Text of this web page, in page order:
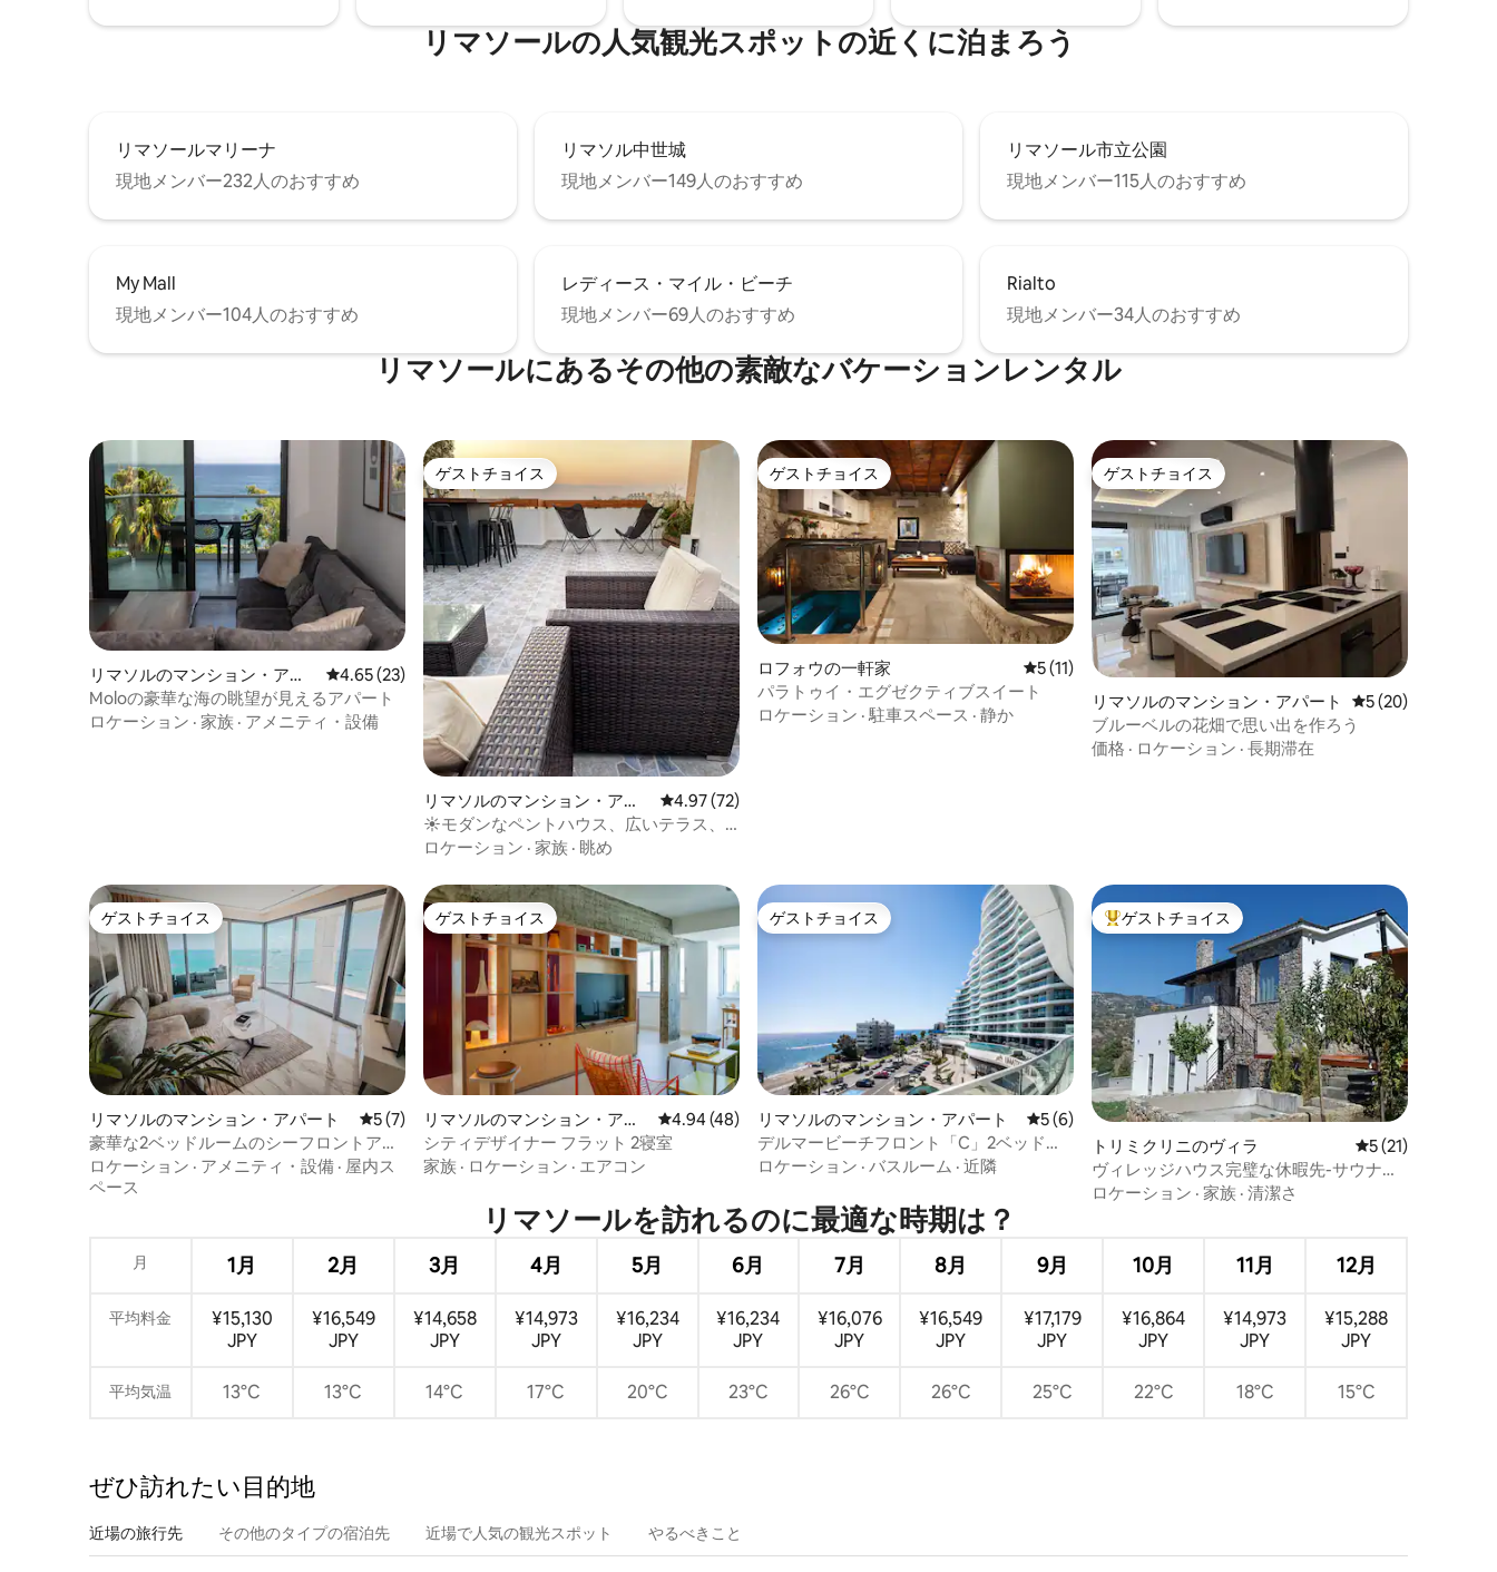
リマソールの人気観光スポットの近くに泊まろう
リマソールマリーナ
現地メンバー232人のおすすめ
リマソル中世城
現地メンバー149人のおすすめ
リマソール市立公園
現地メンバー115人のおすすめ
My Mall
現地メンバー104人のおすすめ
レディース・マイル・ビーチ
現地メンバー69人のおすすめ
Rialto
現地メンバー34人のおすすめ
リマソールにあるその他の素敵なバケーションレンタル
リマソルのマンション・アパ
ート
レビュー23件、5つ星中4.65つ星の平均評価
4.65 (23)
Moloの豪華な海の眺望が見えるアパート
ロケーション · 家族 · アメニティ・設備
ゲストチョイス
ゲストチョイス
リマソルのマンション・アパ
ート
レビュー72件、5つ星中4.97つ星の平均評価
4.97 (72)
☀モダンなペントハウス、広いテラス、
徒歩7分 🏖
ロケーション · 家族 · 眺め
ゲストチョイス
ゲストチョイス
ロフォウの一軒家 レビュー11件、5つ星中5つ星の平均評価
5 (11)
パラトゥイ・エグゼクティブスイート
ロケーション · 駐車スペース · 静か
ゲストチョイス
ゲストチョイス
リマソルのマンション・アパート レビュー20件、5
5 (20)
ブルーベルの花畑で思い出を作ろう
価格 · ロケーション · 長期滞在
ゲストチョイス
ゲストチョイス
リマソルのマンション・アパート レビュー7件、5つ星中5つ星の平均評価
5 (7)
豪華な2ベッドルームのシーフロントアパ
ートメント、Trilogy Limassol
ロケーション · アメニティ・設備 · 屋内ス
ペース
ゲストチョイス
ゲストチョイス
リマソルのマンション・アパ
ート
レビュー48件、5つ星中4.94つ星の平均評価
4.94 (48)
シティデザイナー フラット 2寝室
家族 · ロケーション · エアコン
ゲストチョイス
ゲストチョイス
リマソルのマンション・アパート レビュー6件、5つ星中5つ星の平均評価
5 (6)
デルマービーチフロント「C」2ベッドル
ームレジデンス
ロケーション · バスルーム · 近隣
大好評のゲストチョイスです。
ゲストチョイス
トリミクリニのヴィラ レビュー21件、5
5 (21)
ヴィレッジハウス完璧な休暇先-サウナと
冷たいジャグジー
ロケーション · 家族 · 清潔さ
リマソールを訪⁠れ⁠るの⁠に最⁠適⁠な時⁠期⁠は⁠？
月 1月 2月 3月 4月 5月 6月 7月 8月 9月 10月 11月 12月
平均料金
¥15,130
JPY
¥16,549
JPY
¥14,658
JPY
¥14,973
JPY
¥16,234
JPY
¥16,234
JPY
¥16,076
JPY
¥16,549
JPY
¥17,179
JPY
¥16,864
JPY
¥14,973
JPY
¥15,288
JPY
平均気温 13°C 13°C 14°C 17°C 20°C 23°C 26°C 26°C 25°C 22°C 18°C 15°C
ぜひ訪⁠れ⁠た⁠い目⁠的⁠地
近場の旅行先 その他のタ⁠イ⁠プ⁠の宿⁠泊⁠先 近場で人気の観光スポット やるべきこと